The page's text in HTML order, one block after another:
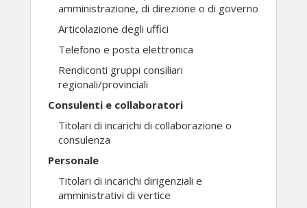
amministrazione, di direzione o di governo
Articolazione degli uffici
Telefono e posta elettronica
Rendiconti gruppi consiliari
regionali/provinciali
Consulenti e collaboratori
Titolari di incarichi di collaborazione o
consulenza
Personale
Titolari di incarichi dirigenziali e
amministrativi di vertice